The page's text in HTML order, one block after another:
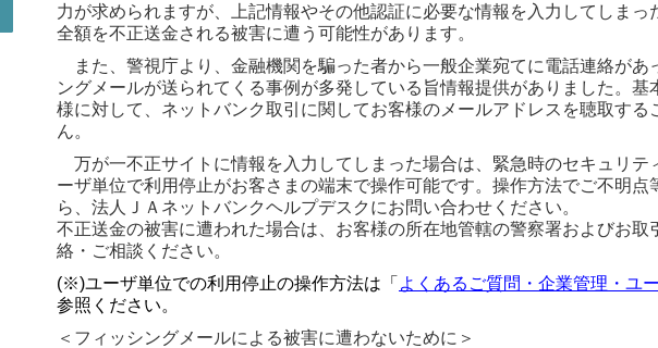
力が求められますが、上記情報やその他認証に必要な情報を入力してしまっ
全額を不正送金される被害に遭う可能性があります。
また、警視庁より、金融機関を騙った者から一般企業宛てに電話連絡があ
ングメールが送られてくる事例が多発している旨情報提供がありました。基
様に対して、ネットバンク取引に関してお客様のメールアドレスを聴取する
ん。
万が一不正サイトに情報を入力してしまった場合は、緊急時のセキュリテ
ーザ単位で利用停止がお客さまの端末で操作可能です。操作方法でご不明点
ら、法人ＪＡネットバンクヘルプデスクにお問い合わせください。
不正送金の被害に遭われた場合は、お客様の所在地管轄の警察署およびお取
絡・ご相談ください。
(※)ユーザ単位での利用停止の操作方法は「 よくあるご質問・企業管理・ユ
参照ください。
＜フィッシングメールによる被害に遭わないために＞